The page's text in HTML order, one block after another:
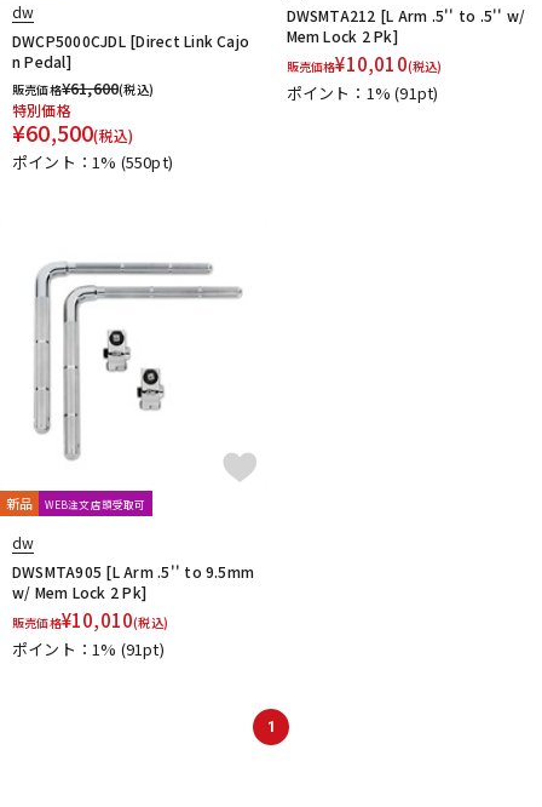
dw
DWCP5000CJDL [Direct Link Cajo
n Pedal]
販売価格¥61,600(税込)
特別価格
¥60,500(税込)
ポイント：1% (550pt)
DWSMTA212 [L Arm .5'' to .5'' w/
Mem Lock 2 Pk]
販売価格¥10,010(税込)
ポイント：1%(91pt)
新品 WEB注文店頭受取可
dw
DWSMTA905 [L Arm .5'' to 9.5mm
w/ Mem Lock 2 Pk]
販売価格¥10,010(税込)
ポイント：1% (91pt)
1